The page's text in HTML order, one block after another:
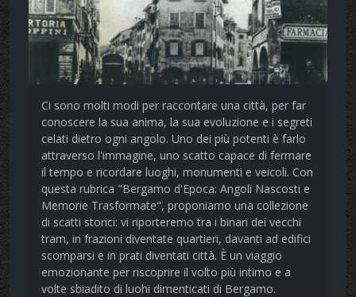
Ci sono molti modi per raccontare una città, per far
conoscere la sua anima, la sua evoluzione e i segreti
celati dietro ogni angolo. Uno dei più potenti è farlo
attraverso l'immagine, uno scatto capace di fermare
il tempo e ricordare luoghi, monumenti e veicoli. Con
questa rubrica "Bergamo d'Epoca: Angoli Nascosti e
Memorie Trasformate", proponiamo una collezione
di scatti storici: vi riporteremo tra i binari dei vecchi
tram, in frazioni diventate quartieri, davanti ad edifici
scomparsi e in prati diventati città. È un viaggio
emozionante per riscoprire il volto più intimo e a
volte sbiadito di luohi dimenticati di Bergamo.